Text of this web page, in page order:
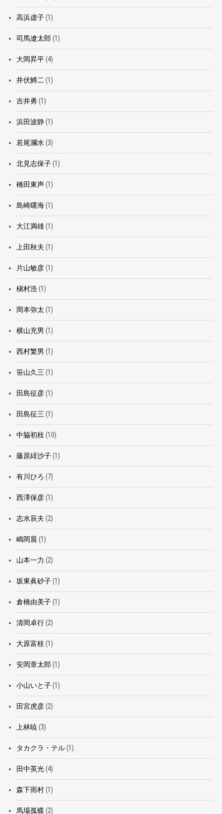
高浜虚子(1)
司馬遼太郎 (1)
大岡昇平(4)
井伏鱒二 (1)
吉井勇 (1)
浜田波静(1)
若尾瀾水 (3)
北見志保子(1)
橋田東声(1)
島崎曙海(1)
大江満雄(1)
上田秋夫 (1)
片山敏彦(1)
槇村浩(1)
岡本弥太 (1)
横山充男 (1)
西村繁男 (1)
笹山久三 (1)
田島征彦(1)
田島征三 (1)
中脇初枝 (10)
藤原緋沙子(1)
有川ひろ (7)
西澤保彦(1)
志水辰夫 (2)
嶋岡晨 (1)
山本一力 (2)
坂東眞砂子(1)
倉橋由美子(1)
清岡卓行(2)
大原富枝 (1)
安岡章太郎 (1)
小山いと子(1)
田宮虎彦(2)
上林暁 (3)
タカクラ・テル(1)
田中英光(4)
森下雨村(1)
馬場孤蝶 (2)